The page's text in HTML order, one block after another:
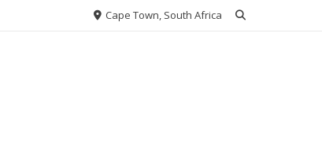
Cape Town, South Africa